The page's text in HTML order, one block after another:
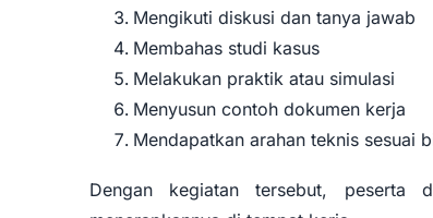
Mengikuti diskusi dan tanya jawab
Membahas studi kasus
Melakukan praktik atau simulasi
Menyusun contoh dokumen kerja
Mendapatkan arahan teknis sesuai
Dengan kegiatan tersebut, peserta